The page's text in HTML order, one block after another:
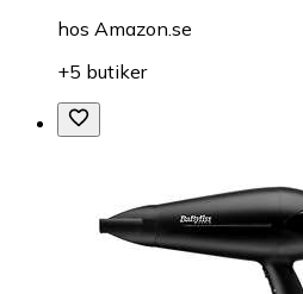
hos Amazon.se
+5 butiker